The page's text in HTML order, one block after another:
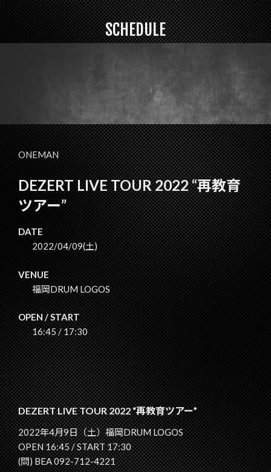
SCHEDULE
ONEMAN
DEZERT LIVE TOUR 2022 “再教育
ツアー”
DATE
2022/04/09(土)
VENUE
福岡DRUM LOGOS
OPEN / START
16:45 / 17:30
DEZERT LIVE TOUR 2022 “再教育ツアー”
2022年4月9日（土）福岡DRUM LOGOS
OPEN 16:45 / START 17:30
(問) BEA 092-712-4221